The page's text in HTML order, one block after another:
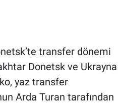
transfer dönemi
Donetsk ve Ukrayna
yaz transfer
Arda Turan tarafından